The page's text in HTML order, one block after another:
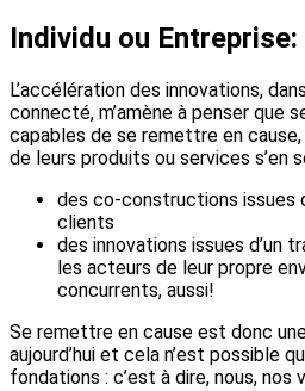
Individu ou
L’accélération des innovations,
connecté, m’amène à penser que
capables de se remettre en
de leurs produits ou services s’en
des co-constructions issues
clients
des innovations issues d’un
les acteurs de leur propre
concurrents, aussi!
Se remettre en cause est donc
aujourd’hui et cela n’est possible
fondations : c’est à dire, nous, nos